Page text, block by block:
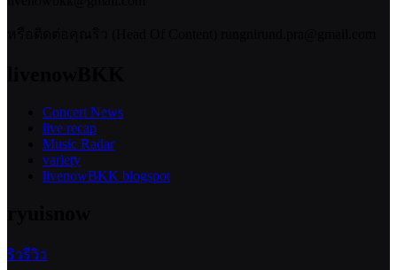
Concert News
live recap
Music Radar
variety
livenowBKK blogspot
ริวรีวิว